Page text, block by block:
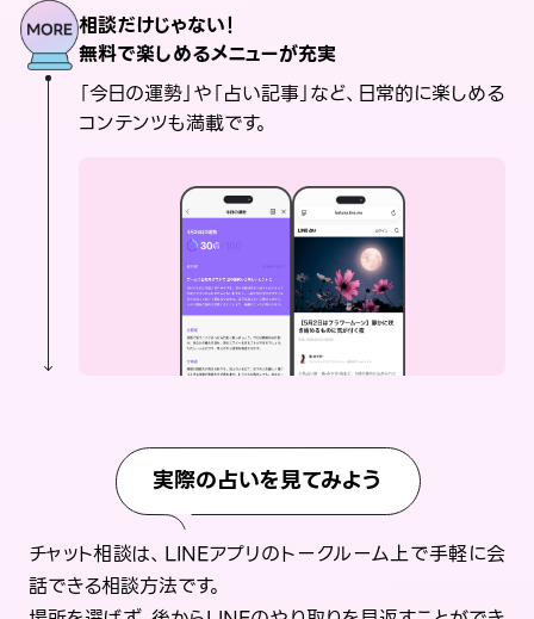
相談だけじゃない！
無料で楽しめるメニューが充実
「今日の運勢」や「占い記事」など、日常的に楽しめる
コンテンツも満載です。
実際の占いを見てみよう
チャット相談は、LINEアプリのトークルーム上で手軽に会
話できる相談方法です。